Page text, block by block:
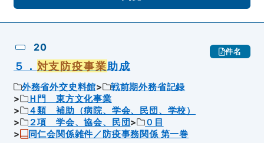
20 件名
５． 対支防疫事業助成
外務省外交史料館
戦前期外務省記録
Ｈ門 東方文化事業
４類 補助（病院、学会、民団、学校）
２項 学会、協会、民団
０目
同仁会関係雑件／防疫事務関係 第一巻